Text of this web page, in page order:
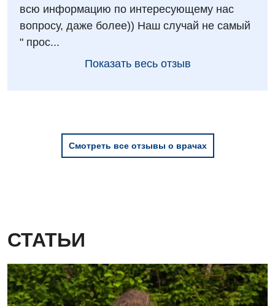
всю информацию по интересующему нас
вопросу, даже более)) Наш случай не самый
" прос...
Показать весь отзыв
Смотреть все отзывы о врачах
СТАТЬИ